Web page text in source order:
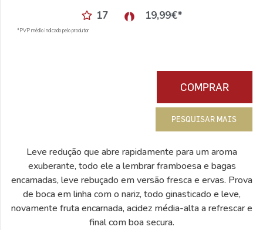
17 19,99€*
*PVP médio indicado pelo produtor
COMPRAR
PESQUISAR MAIS
Leve redução que abre rapidamente para um aroma
exuberante, todo ele a lembrar framboesa e bagas
encarnadas, leve rebuçado em versão fresca e ervas. Prova
de boca em linha com o nariz, todo ginasticado e leve,
novamente fruta encarnada, acidez média-alta a refrescar e
final com boa secura.